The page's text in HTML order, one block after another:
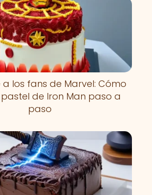
los fans de Marvel: Cómo
de Iron Man paso a
paso